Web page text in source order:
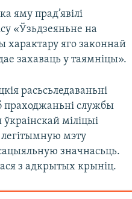
яму прад’явілі
«Ўзьдзеяньне на
характару яго законнай
захаваць у таямніцы».
расьсьледаваньні
праходжаньні службы
міліцыі
легітымную мэту
значнасьць.
з адкрытых крыніц.